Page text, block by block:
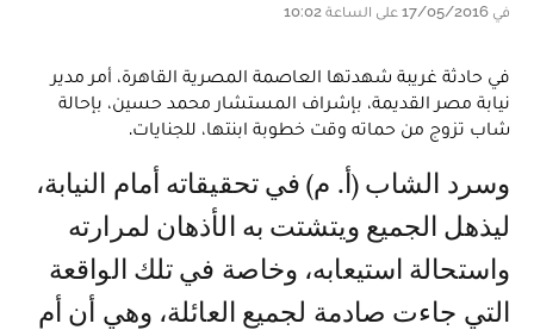
في 17/05/2016 على الساعة 10:02
في حادثة غريبة شهدتها العاصمة المصرية القاهرة، أمر مدير
نيابة مصر القديمة، بإشراف المستشار محمد حسين، بإحالة
شاب تزوج من حماته وقت خطوبة ابنتها، للجنايات.
وسرد الشاب (أ. م) في تحقيقاته أمام النيابة،
ليذهل الجميع ويتشتت به الأذهان لمرارته
واستحالة استيعابه، وخاصة في تلك الواقعة
التي جاءت صادمة لجميع العائلة، وهي أن أم